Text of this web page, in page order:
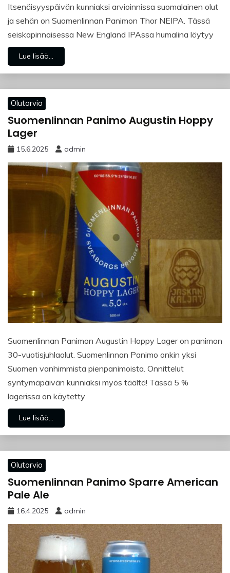
Itsenäisyyspäivän kunniaksi arvioinnissa suomalainen olut
ja sehän on Suomenlinnan Panimon Thor NEIPA. Tässä
seiskapinnaisessa New England IPAssa humalina löytyy
Lue lisää...
Olutarvio
Suomenlinnan Panimo Augustin Hoppy
Lager
15.6.2025 admin
Suomenlinnan Panimon Augustin Hoppy Lager on panimon
30-vuotisjuhlaolut. Suomenlinnan Panimo onkin yksi
Suomen vanhimmista pienpanimoista. Onnittelut
syntymäpäivän kunniaksi myös täältä! Tässä 5 %
lagerissa on käytetty
Lue lisää...
Olutarvio
Suomenlinnan Panimo Sparre American
Pale Ale
16.4.2025 admin